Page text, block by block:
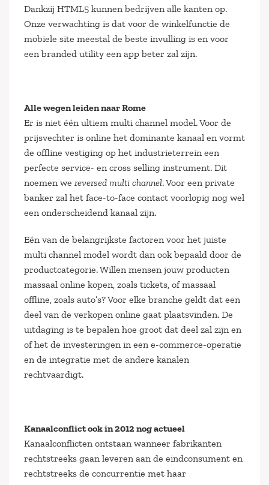
Dankzij HTML5 kunnen bedrijven alle kanten op.
Onze verwachting is dat voor de winkelfunctie de
mobiele site meestal de beste invulling is en voor
een branded utility een app beter zal zijn.
Alle wegen leiden naar Rome
Er is niet één ultiem multi channel model. Voor de
prijsvechter is online het dominante kanaal en vormt
de offline vestiging op het industrieterrein een
perfecte service- en cross selling instrument. Dit
noemen we reversed multi channel. Voor een private
banker zal het face-to-face contact voorlopig nog wel
een onderscheidend kanaal zijn.
Eén van de belangrijkste factoren voor het juiste
multi channel model wordt dan ook bepaald door de
productcategorie. Willen mensen jouw producten
massaal online kopen, zoals tickets, of massaal
offline, zoals auto’s? Voor elke branche geldt dat een
deel van de verkopen online gaat plaatsvinden. De
uitdaging is te bepalen hoe groot dat deel zal zijn en
of het de investeringen in een e-commerce-operatie
en de integratie met de andere kanalen
rechtvaardigt.
Kanaalconflict ook in 2012 nog actueel
Kanaalconflicten ontstaan wanneer fabrikanten
rechtstreeks gaan leveren aan de eindconsument en
rechtstreeks de concurrentie met haar